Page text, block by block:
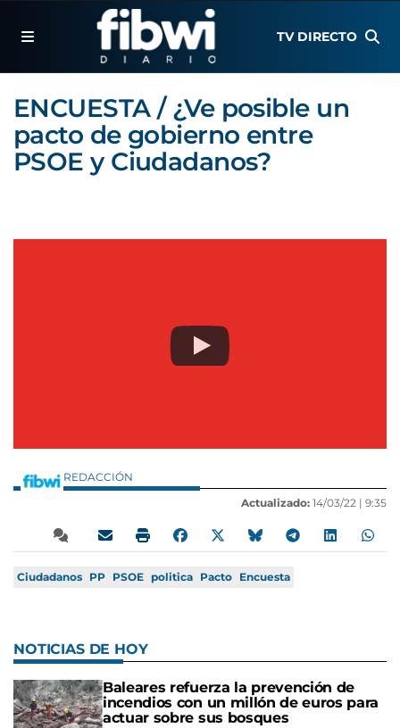
TV DIRECTO
ENCUESTA / ¿Ve posible un
pacto de gobierno entre
PSOE y Ciudadanos?
REDACCIÓN
Actualizado: 14/03/22 | 9:35
Ciudadanos PP PSOE politica Pacto Encuesta
NOTICIAS DE HOY
Baleares refuerza la prevención de
incendios con un millón de euros para
actuar sobre sus bosques